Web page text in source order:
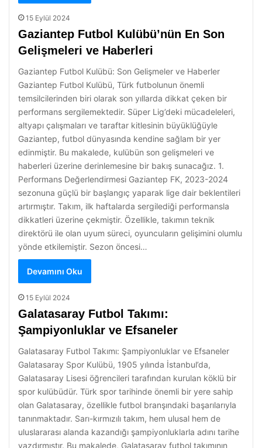
15 Eylül 2024
Gaziantep Futbol Kulübü’nün En Son
Gelişmeleri ve Haberleri
Gaziantep Futbol Kulübü: Son Gelişmeler ve Haberler
Gaziantep Futbol Kulübü, Türk futbolunun önemli
temsilcilerinden biri olarak son yıllarda dikkat çeken bir
performans sergilemektedir. Süper Lig’deki mücadeleleri,
altyapı çalışmaları ve taraftar kitlesinin büyüklüğüyle
Gaziantep, futbol dünyasında kendine sağlam bir yer
edinmiştir. Bu makalede, kulübün son gelişmeleri ve
haberleri üzerine derinlemesine bir bakış sunacağız. 1.
Performans Değerlendirmesi Gaziantep FK, 2023-2024
sezonuna güçlü bir başlangıç yaparak lige dair beklentileri
artırmıştır. Takım, ilk haftalarda sergilediği performansla
dikkatleri üzerine çekmiştir. Özellikle, takımın teknik
direktörü ile olan uyum süreci, oyuncuların gelişimini olumlu
yönde etkilemiştir. Sezon öncesi…
Devamını Oku
15 Eylül 2024
Galatasaray Futbol Takımı:
Şampiyonluklar ve Efsaneler
Galatasaray Futbol Takımı: Şampiyonluklar ve Efsaneler
Galatasaray Spor Kulübü, 1905 yılında İstanbul’da,
Galatasaray Lisesi öğrencileri tarafından kurulan köklü bir
spor kulübüdür. Türk spor tarihinde önemli bir yere sahip
olan Galatasaray, özellikle futbol branşındaki başarılarıyla
tanınmaktadır. Sarı-kırmızılı takım, hem ulusal hem de
uluslararası alanda kazandığı şampiyonluklarla adını tarihe
yazdırmıştır. Bu makalede, Galatasaray futbol takımının